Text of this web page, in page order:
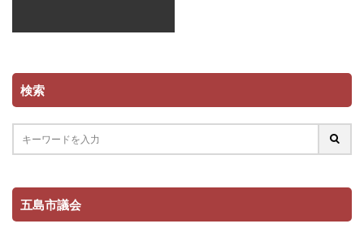
検索
五島市議会